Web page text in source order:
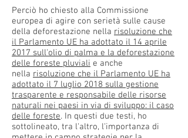
Perciò ho chiesto alla Commissione
europea di agire con serietà sulle cause
della deforestazione nella risoluzione che
il Parlamento UE ha adottato il 14 aprile
2017 sull'olio di palma e la deforestazione
delle foreste pluviali e anche
nella risoluzione che il Parlamento UE ha
adottato il 7 luglio 2018 sulla gestione
trasparente e responsabile delle risorse
naturali nei paesi in via di sviluppo: il caso
delle foreste. In questi due testi, ho
sottolineato, tra l'altro, l'importanza di